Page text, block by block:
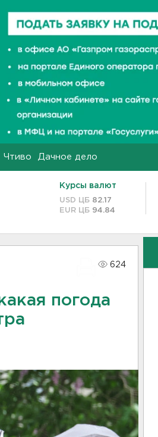
Чтиво Дачное дело
Курсы валют
USD ЦБ 82.17
EUR ЦБ 94.84
624
погода